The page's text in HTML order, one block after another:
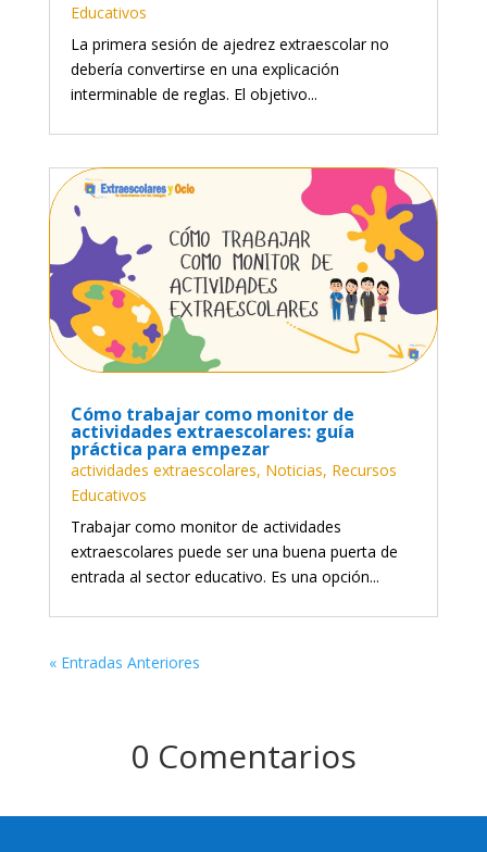
Educativos
La primera sesión de ajedrez extraescolar no
debería convertirse en una explicación
interminable de reglas. El objetivo...
Cómo trabajar como monitor de
actividades extraescolares: guía
práctica para empezar
actividades extraescolares, Noticias, Recursos
Educativos
Trabajar como monitor de actividades
extraescolares puede ser una buena puerta de
entrada al sector educativo. Es una opción...
« Entradas Anteriores
0 Comentarios